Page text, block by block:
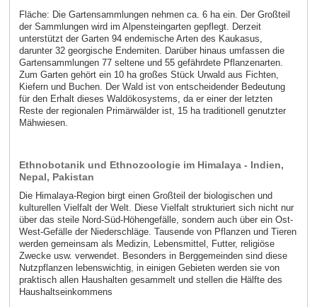
Fläche: Die Gartensammlungen nehmen ca. 6 ha ein. Der Großteil
der Sammlungen wird im Alpensteingarten gepflegt. Derzeit
unterstützt der Garten 94 endemische Arten des Kaukasus,
darunter 32 georgische Endemiten. Darüber hinaus umfassen die
Gartensammlungen 77 seltene und 55 gefährdete Pflanzenarten.
Zum Garten gehört ein 10 ha großes Stück Urwald aus Fichten,
Kiefern und Buchen. Der Wald ist von entscheidender Bedeutung
für den Erhalt dieses Waldökosystems, da er einer der letzten
Reste der regionalen Primärwälder ist, 15 ha traditionell genutzter
Mähwiesen.
Ethnobotanik und Ethnozoologie im Himalaya - Indien,
Nepal, Pakistan
Die Himalaya-Region birgt einen Großteil der biologischen und
kulturellen Vielfalt der Welt. Diese Vielfalt strukturiert sich nicht nur
über das steile Nord-Süd-Höhengefälle, sondern auch über ein Ost-
West-Gefälle der Niederschläge. Tausende von Pflanzen und Tieren
werden gemeinsam als Medizin, Lebensmittel, Futter, religiöse
Zwecke usw. verwendet. Besonders in Berggemeinden sind diese
Nutzpflanzen lebenswichtig, in einigen Gebieten werden sie von
praktisch allen Haushalten gesammelt und stellen die Hälfte des
Haushaltseinkommens